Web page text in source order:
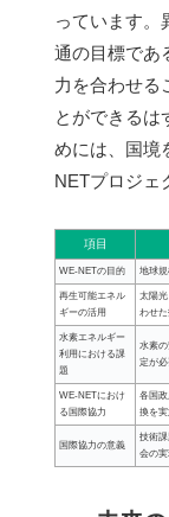
っています。
通の目標であ
力を合わせる
とができるは
めには、国境
NETプロジェ
項目
WE-NETの目的 地球
再生可能エネル
ギーの活用
太陽
わせた
水素エネルギー
利用における課
題
水素
定が必
WE-NETにおけ
る国際協力
各国
換を実
国際協力の意義
技術
会の実